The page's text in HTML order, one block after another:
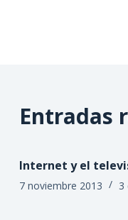
Entradas
Internet y el
7 noviembre 2013 3